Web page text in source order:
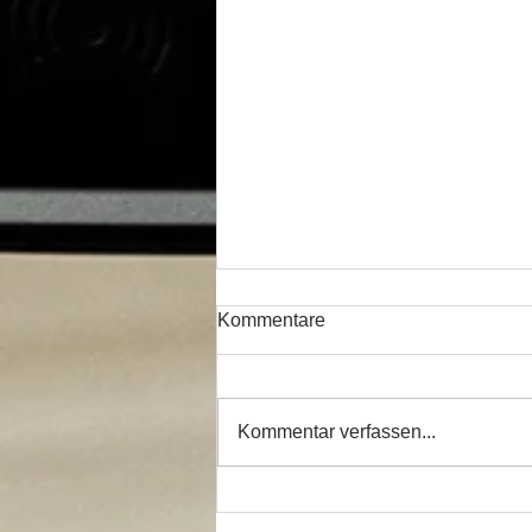
Kommentare
Kommentar verfassen...